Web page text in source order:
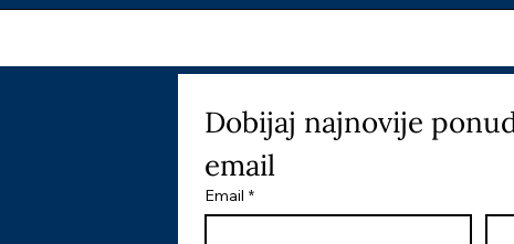
Dobijaj najnovije
email
Email *